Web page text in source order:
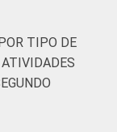
TIPO DE